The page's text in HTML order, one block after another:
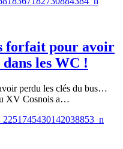
forfait pour avoir
les WC !
perdu les clés du bus…
XV Cosnois a…